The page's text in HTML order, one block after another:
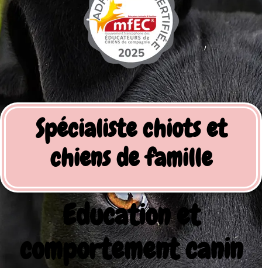
Spécialiste chiots et
chiens de famille
Education et
comportement canin